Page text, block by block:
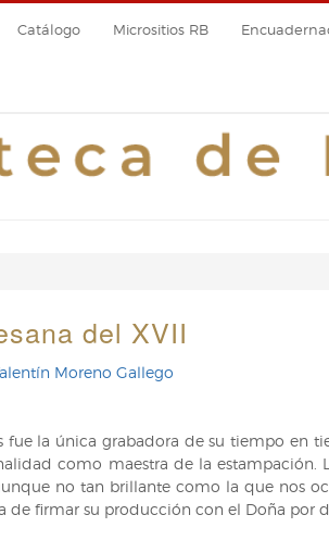
Catálogo Micrositios RB
del XVII
Moreno Gallego
la única grabadora de su tiempo en
como maestra de la
no tan brillante como la que nos
de firmar su producción con el Doña por